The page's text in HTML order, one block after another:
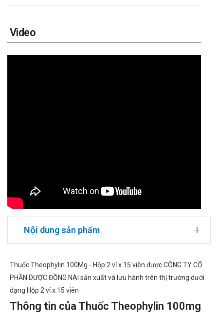
Video
Nội dung sản phẩm
Thuốc Theophylin 100Mg - Hộp 2 vỉ x 15 viên được CÔNG TY CỔ
PHẦN DƯỢC ĐỒNG NAI sản xuất và lưu hành trên thị trường dưới
dạng Hộp 2 vỉ x 15 viên
Thông tin của Thuốc Theophylin 100mg